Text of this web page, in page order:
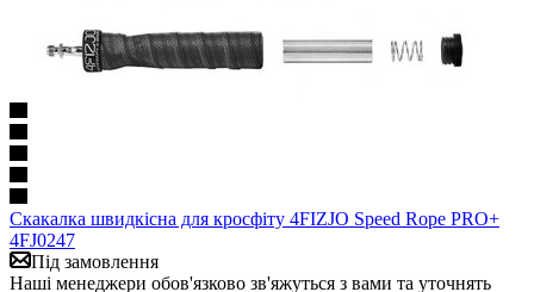
Скакалка швидкісна для кросфіту 4FIZJO Speed Rope PRO+
4FJ0247
Під замовлення
Наші менеджери обов'язково зв'яжуться з вами та уточнять